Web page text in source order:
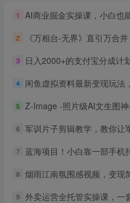
1 AI商业掘金实操课，小白也能上手的AI
2 《万相台-无界》直引万合并，直通车-引力魔方-万相
3 日入2000+的支付宝分成计划，刷
4 闲鱼虚拟资料最新变现玩法，一人多店无需囤货，
5 Z-Image -照片级AI文生图神器ComfyUI一键
6 军训片子剪辑教学，教你让军训
7 蓝海项目！小白靠一部手机抖音发发作品，一单30-35，
8 烟雨江南氛围感视频，变现简单，小
9 外卖运营全托管实操课，一套可落地、可复制的完整运营方案，实现店